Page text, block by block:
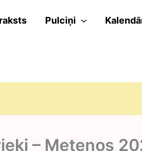
Pulciņi
– Meteņos